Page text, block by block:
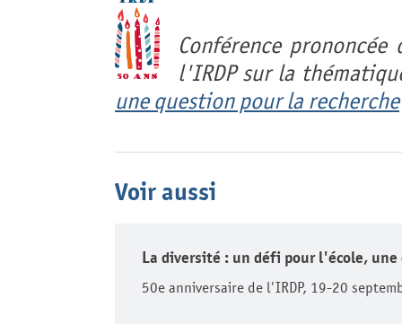
Conférence
l'IRDP sur la
une question pour la recherche
Voir aussi
La diversité : un défi pour l'école,
50e anniversaire de l'IRDP, 19-20